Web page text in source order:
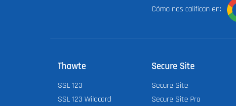
Cómo nos califican en:
Thawte
SSL 123
SSL 123 Wildcard
Secure Site
Secure Site
Secure Site Pro